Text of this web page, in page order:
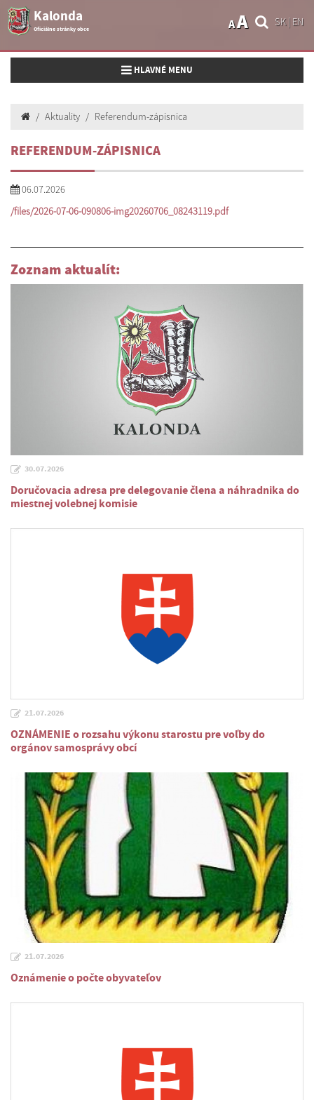
Kalonda
Oficiálne stránky obce
SK| EN
AA
Toggle navigation
HLAVNÉ MENU
Aktuality Referendum-zápisnica
REFERENDUM-ZÁPISNICA
06.07.2026
/files/2026-07-06-090806-img20260706_08243119.pdf
Zoznam aktualít:
30.07.2026
Doručovacia adresa pre delegovanie člena a náhradnika do
miestnej volebnej komisie
21.07.2026
OZNÁMENIE o rozsahu výkonu starostu pre voľby do
orgánov samosprávy obcí
21.07.2026
Oznámenie o počte obyvateľov